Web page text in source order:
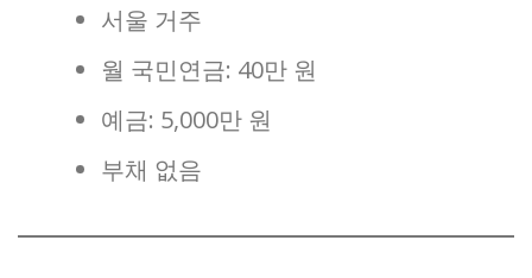
서울 거주
월 국민연금: 40만 원
예금: 5,000만 원
부채 없음